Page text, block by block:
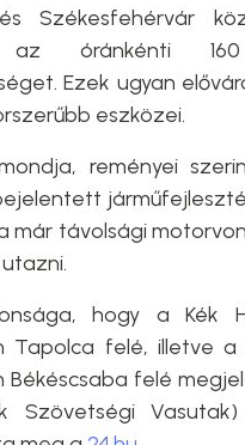
Székesfehérvár
az óránkénti 160
Ezek ugyan
eszközei.
reményei
már távolsági
hogy a Kék
Tapolca felé, illetve a
felé
Szövetségi Vasutak)